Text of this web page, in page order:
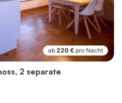
ab 220 € pro Nacht
2 separate